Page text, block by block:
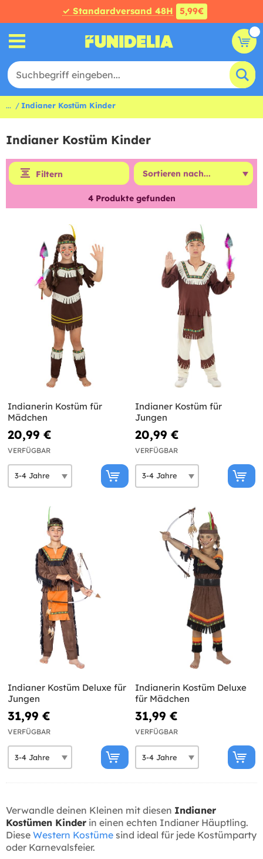
✓ Standardversand 48H 5,99€
... Indianer Kostüm Kinder
Indianer Kostüm Kinder
Filtern
4Produkte gefunden
Indianerin Kostüm für
Mädchen
20,99 €
VERFÜGBAR
Indianer Kostüm für
Jungen
20,99 €
VERFÜGBAR
Indianer Kostüm Deluxe für
Jungen
31,99 €
VERFÜGBAR
Indianerin Kostüm Deluxe
für Mädchen
31,99 €
VERFÜGBAR
Verwandle deinen Kleinen mit diesen Indianer
Kostümen Kinder in einen echten Indianer Häuptling.
Diese Western Kostüme sind ideal für jede Kostümparty
oder Karnevalsfeier.